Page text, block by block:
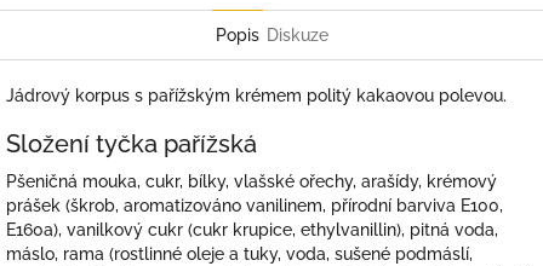
Popis Diskuze
Jádrový korpus s pařížským krémem politý kakaovou polevou.
Složení tyčka pařížská
Pšeničná mouka, cukr, bílky, vlašské ořechy, arašídy, krémový
prášek (škrob, aromatizováno vanilinem, přírodní barviva E100,
E160a), vanilkový cukr (cukr krupice, ethylvanillin), pitná voda,
máslo, rama (rostlinné oleje a tuky, voda, sušené podmáslí,